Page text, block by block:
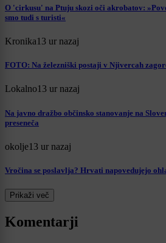
O 'cirkusu' na Ptuju skozi oči akrobatov:
smo tudi s turisti«
Kronika13 ur nazaj
FOTO: Na železniški postaji v Njivercah
Lokalno13 ur nazaj
Na javno dražbo občinsko stanovanje na
preseneča
okolje13 ur nazaj
Vročina se poslavlja? Hrvati napovedujejo
Prikaži več
Komentarji